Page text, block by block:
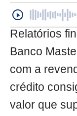
Relatórios
Banco
com a
crédito
valor que